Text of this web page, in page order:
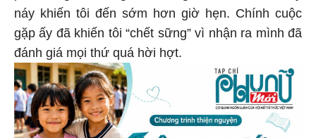
náy khiến tôi đến sớm hơn giờ hẹn. Chính cuộc
gặp ấy đã khiến tôi “chết sững” vì nhận ra mình đã
đánh giá mọi thứ quá hời hợt.